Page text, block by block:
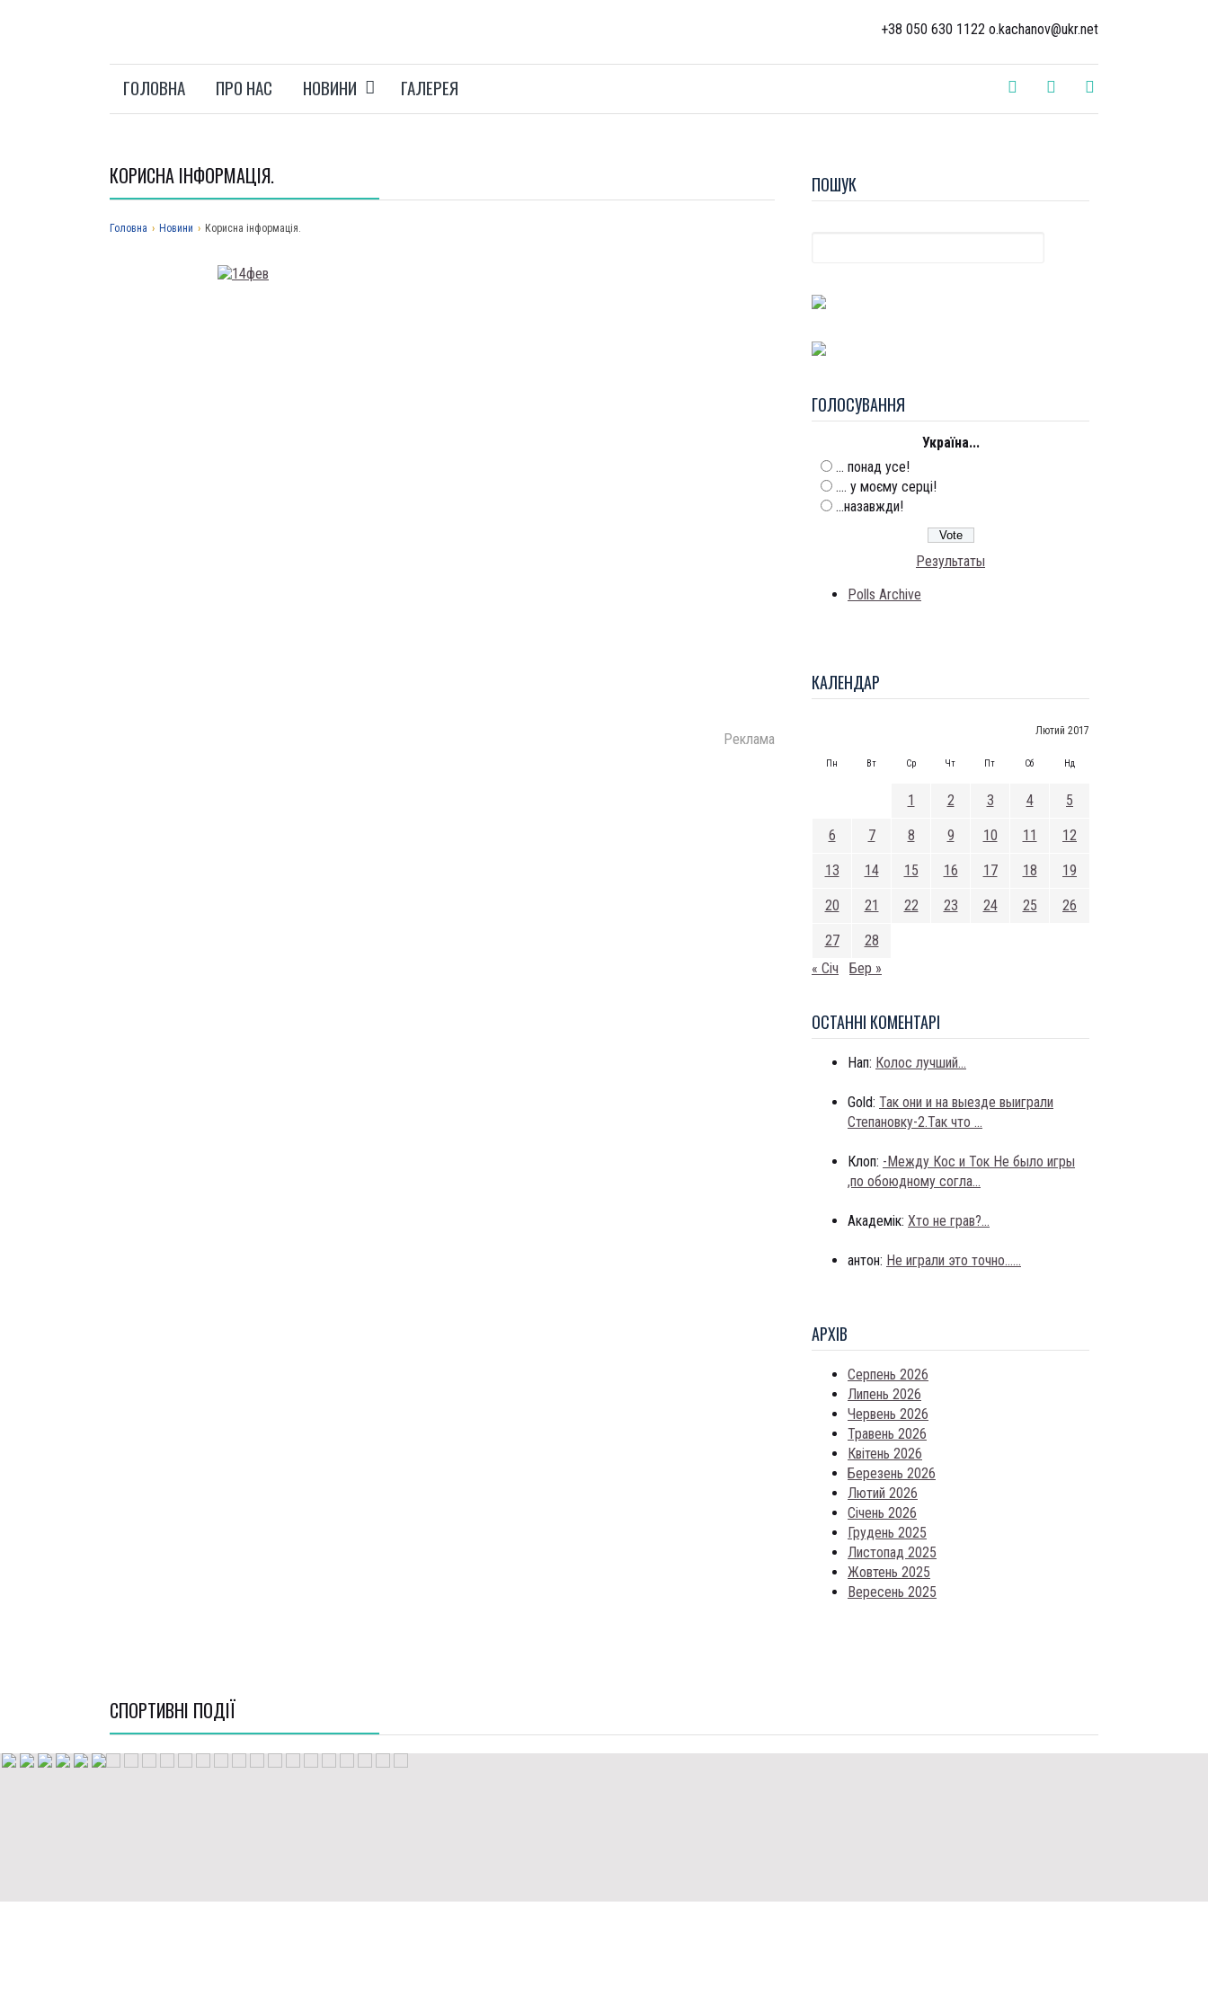
+38 050 630 1122 o.kachanov@ukr.net
ГОЛОВНА ПРО НАС НОВИНИ ГАЛЕРЕЯ
ПОШУК
ГОЛОСУВАННЯ
Україна...
... понад усе!
.... у моєму серці!
...назавжди!
Результаты
Polls Archive
КАЛЕНДАР
Лютий 2017
Пн Вт Ср Чт Пт Сб Нд
1 2 3 4 5
6 7 8 9 10 11 12
13 14 15 16 17 18 19
20 21 22 23 24 25 26
27
28
« Січ
Бер »
ОСТАННI КОМЕНТАРI
Нап: Колос лучший...
Gold: Так они и на выезде выиграли
Степановку-2.Так что ...
Клоп: -Между Кос и Ток Не было игры
,по обоюдному согла...
Академік: Хто не грав?...
антон: Не играли это точно......
АРХIВ
Серпень 2026
Липень 2026
Червень 2026
Травень 2026
Квітень 2026
Березень 2026
Лютий 2026
Січень 2026
Грудень 2025
Листопад 2025
Жовтень 2025
Вересень 2025
КОРИСНА ІНФОРМАЦІЯ.
Головна › Новини › Корисна інформація.
Реклама
СПОРТИВНI ПОДІЇ